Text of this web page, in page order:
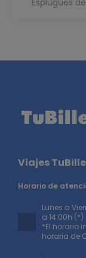
Viajes
Horario de
Lunes a
a 14:00h
*El horario
horaria de